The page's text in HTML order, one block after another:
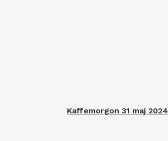
Kaffemorgon 31 maj 2024